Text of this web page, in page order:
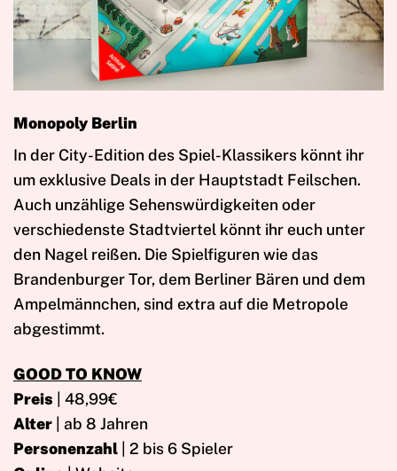
Monopoly Berlin
In der City-Edition des Spiel-Klassikers könnt ihr
um exklusive Deals in der Hauptstadt Feilschen.
Auch unzählige Sehenswürdigkeiten oder
verschiedenste Stadtviertel könnt ihr euch unter
den Nagel reißen. Die Spielfiguren wie das
Brandenburger Tor, dem Berliner Bären und dem
Ampelmännchen, sind extra auf die Metropole
abgestimmt.
GOOD TO KNOW
Preis | 48,99€
Alter | ab 8 Jahren
Personenzahl | 2 bis 6 Spieler